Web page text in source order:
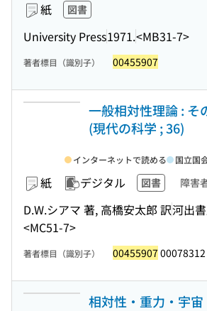
紙 図書
University Press1971.<MB31-7>
著者標目（識別子） 00455907
一般相対性理論 : そ
(現代の科学 ; 36)
紙 デジタル 図書 障害
D.W.シアマ 著, 高橋安太郎 訳河出
<MC51-7>
インターネットで読める 国立国
著者標目（識別子） 00455907 00078312
相対性・重力・宇宙